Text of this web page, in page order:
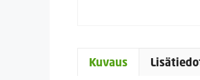
Kuvaus